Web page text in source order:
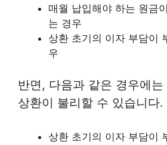
매월 납입해야 하는 원금
는 경우
상환 초기의 이자 부담이
우
반면, 다음과 같은 경우에
상환이 불리할 수 있습니다.
상환 초기의 이자 부담이